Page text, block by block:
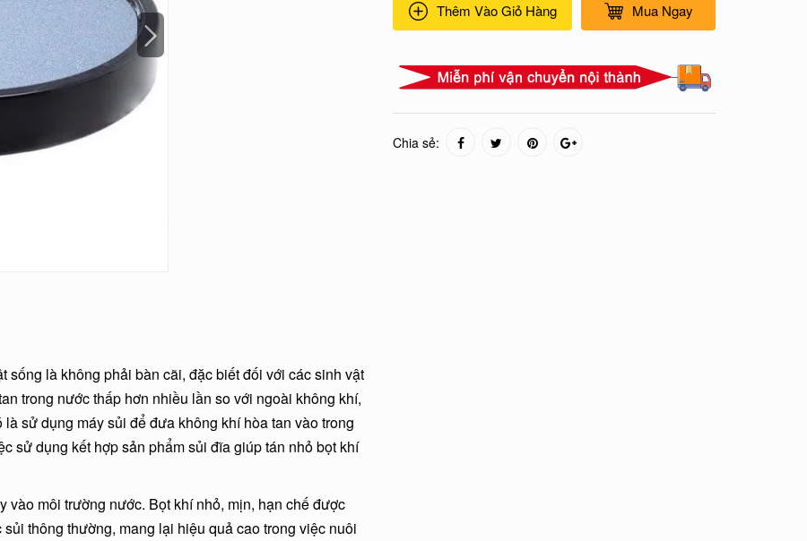
Thêm Vào Giỏ Hàng Mua Ngay
Chia sẻ:
sống là không phải bàn cãi, đặc biết đối với các sinh vật
trong nước thấp hơn nhiều lần so với ngoài không khí,
sử dụng máy sủi để đưa không khí hòa tan vào trong
sử dụng kết hợp sản phẩm sủi đĩa giúp tán nhỏ bọt khí
môi trường nước. Bọt khí nhỏ, mịn, hạn chế được
thông thường, mang lại hiệu quả cao trong việc nuôi